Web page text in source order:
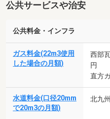
公共サービスや治安
公共料金・インフラ
ガス料金(22m3使用
した場合の月額)
西部
円
直方
水道料金(口径20mm
で20m3の月額)
北九